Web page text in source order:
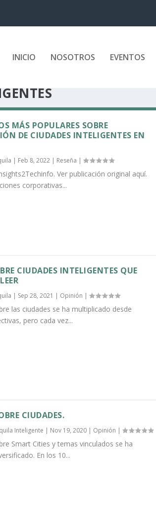
INICIO NOSOTROS EVENTOS
MÁS POPULARES SOBRE
DE CIUDADES INTELIGENTES EN
| Feb 8, 2022| Reseña |
Ver publicación original aquí.
corporativas...
CIUDADES INTELIGENTES QUE
| Sep 28, 2021 | Opinión |
las ciudades se ha multiplicado desde
pero cada vez...
CIUDADES.
Inteligente | Nov 19, 2020| Opinión |
Smart Cities y temas vinculados se ha
En los 10...